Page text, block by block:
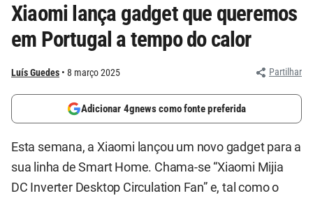
Xiaomi lança gadget que queremos
em Portugal a tempo do calor
Luís Guedes 8 março 2025 Partilhar
Adicionar 4gnews como fonte preferida
Esta semana, a Xiaomi lançou um novo gadget para a
sua linha de Smart Home. Chama-se “Xiaomi Mijia
DC Inverter Desktop Circulation Fan” e, tal como o